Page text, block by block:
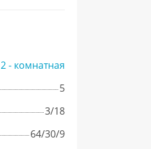
2 - комнатная
5
3/18
64/30/9